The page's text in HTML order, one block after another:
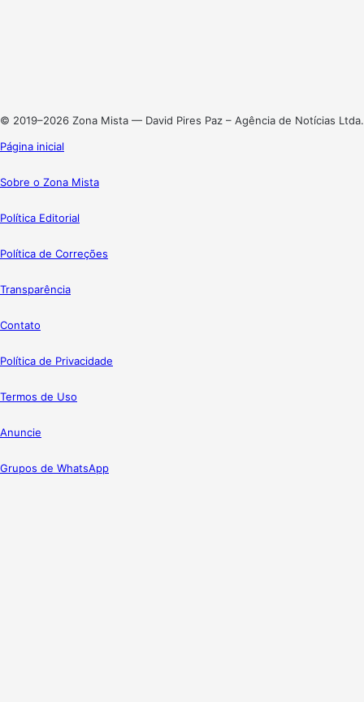
© 2019–2026 Zona Mista — David Pires Paz – Agência de Notícias Ltda.
Página inicial
Sobre o Zona Mista
Política Editorial
Política de Correções
Transparência
Contato
Política de Privacidade
Termos de Uso
Anuncie
Grupos de WhatsApp